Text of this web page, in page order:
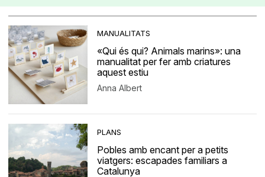
MANUALITATS
«Qui és qui? Animals marins»: una
manualitat per fer amb criatures
aquest estiu
Anna Albert
PLANS
Pobles amb encant per a petits
viatgers: escapades familiars a
Catalunya